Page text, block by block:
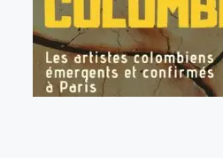
Expositions
Bruit de gommettes Paris 2025